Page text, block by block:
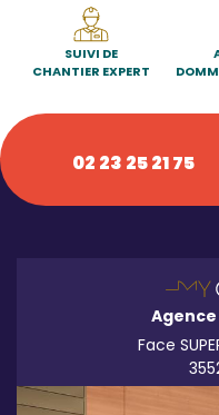
SUIVI DE
CHANTIER EXPERT
02 23 25 21 75
Agence
Face